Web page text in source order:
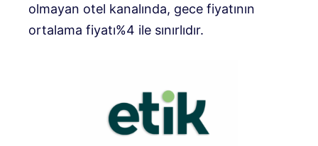
olmayan otel kanalında, gece fiyatının
ortalama fiyatı%4 ile sınırlıdır.